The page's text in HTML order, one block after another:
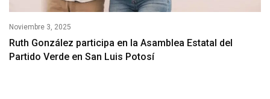
Noviembre 3, 2025
Ruth González participa en la Asamblea Estatal del
Partido Verde en San Luis Potosí